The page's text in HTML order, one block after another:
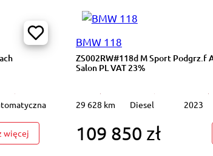
więcej: 4.0 TFSI 507KM Podgrz.f Ambient Szklany Dach
BMW 118
ZS002RW#118d M Sport Podgrz.f
Salon PL VAT 23%
29 628 km Diesel 2023
109 850 zł